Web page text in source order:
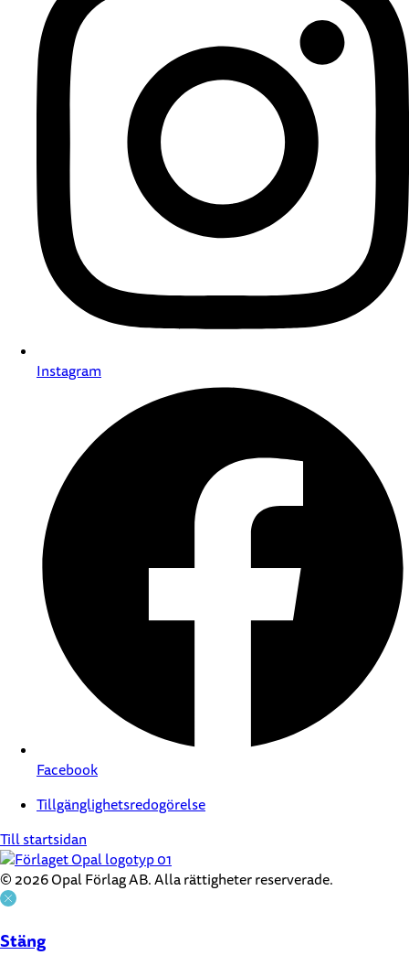
Instagram
Facebook
Tillgänglighetsredogörelse
Till startsidan
© 2026 Opal Förlag AB. Alla rättigheter reserverade.
Stäng